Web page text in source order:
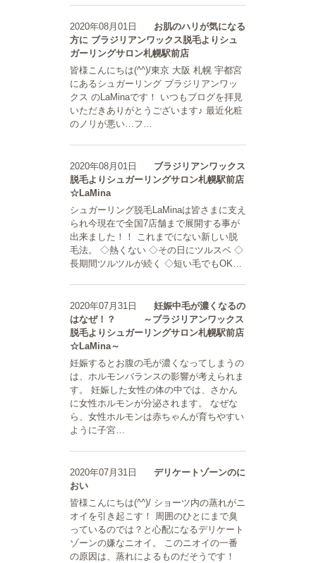
2020年08月01日
お肌のハリが気になる
方に ブラジリアンワックス脱毛よりシュ
ガーリングサロン札幌駅前店
皆様こんにちは(^^)/東京 大阪 札幌 宇都宮
にあるシュガーリング ブラジリアンワッ
クス のLaMinaです！ いつもブログを拝見
いただきありがとうございます♪ 最近化粧
のノリが悪い…フ…
2020年08月01日
ブラジリアンワックス
脱毛よりシュガーリングサロン札幌駅前店
☆LaMina
シュガーリング脱毛LaMinaは皆さまに支え
られ今現在で全国7店舗まで展開する事が
出来ました！！ これまでにない新しい脱
毛法。 ◇熱くない ◇その日にツルスベ ◇
長期間ツルツルが続く ◇短い毛でもOK…
2020年07月31日
妊娠中毛が濃くなるの
はなぜ！？ ～ブラジリアンワックス
脱毛よりシュガーリングサロン札幌駅前店
☆LaMina～
妊娠するとお腹の毛が濃くなってしまうの
は、ホルモンバランスの影響が考えられま
す。 妊娠した女性の体の中では、さかん
に女性ホルモンが分泌されます。 なぜな
ら、女性ホルモンは赤ちゃんが育ちやすい
ように子宮…
2020年07月31日
デリケートゾーンのに
おい
皆様こんにちは(^^)/ ショーツ内の蒸れがニ
オイを引き起こす！ 周囲のひとにまで臭
っているのでは？と心配になるデリケート
ゾーンの嫌なニオイ。 このニオイの一番
の原因は、蒸れによるものだそうです！